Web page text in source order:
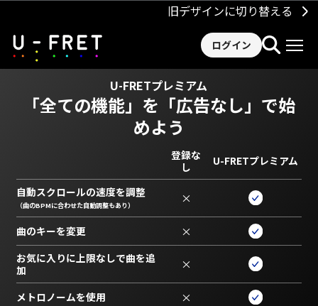
旧デザインに切り替える
ログイン
U-FRETプレミアム
「全ての機能」を 「広告なし」で始
めよう
登録な
し
U-FRETプレミアム
自動スクロールの速度を調整
（曲のBPMに合わせた自動調整もあり） ×
曲のキーを変更 ×
お気に入りに上限なしで曲を追
加
×
メトロノームを使用 ×